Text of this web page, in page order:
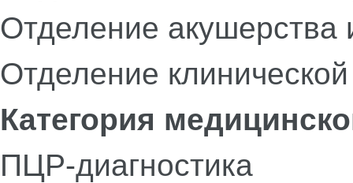
Отделение акушерства
Отделение
Категория
ПЦР-диагностика